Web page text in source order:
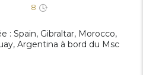
8
: Spain, Gibraltar, Morocco,
Argentina à bord du Msc